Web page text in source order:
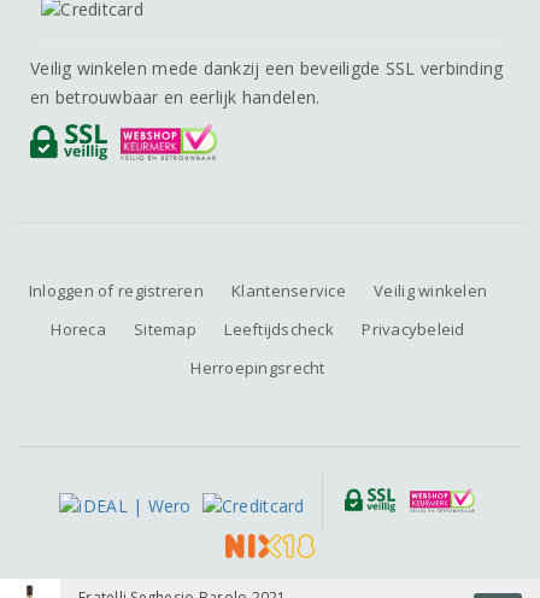
Veilig winkelen mede dankzij een beveiligde SSL verbinding
en betrouwbaar en eerlijk handelen.
Inloggen of registreren Klantenservice
Veilig winkelen
Horeca
Sitemap Leeftijdscheck
Privacybeleid
Herroepingsrecht